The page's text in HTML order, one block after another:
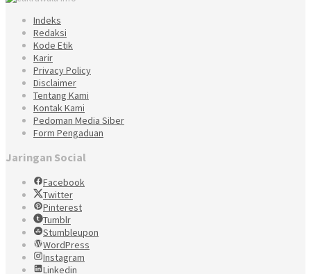
Indeks
Redaksi
Kode Etik
Karir
Privacy Policy
Disclaimer
Tentang Kami
Kontak Kami
Pedoman Media Siber
Form Pengaduan
Jaringan Social
Facebook
Twitter
Pinterest
Tumblr
Stumbleupon
WordPress
Instagram
Linkedin